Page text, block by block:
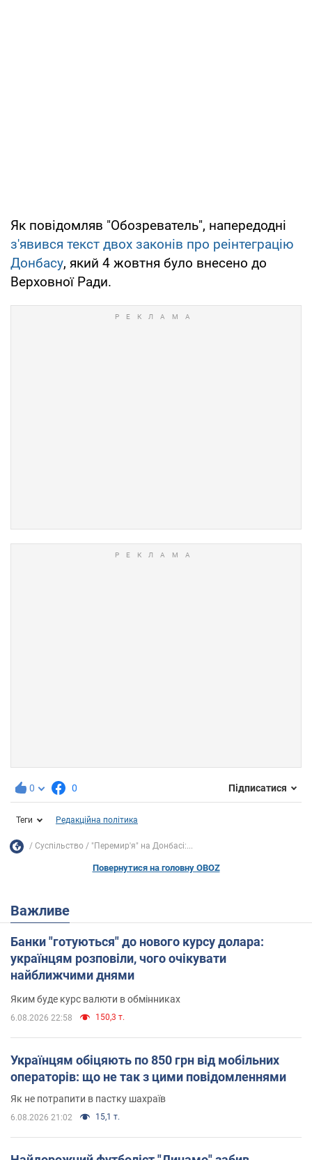
Як повідомляв "Обозреватель", напередодні
з'явився текст двох законів про реінтеграцію
Донбасу, який 4 жовтня було внесено до
Верховної Ради.
0 0 Підписатися
Теги Редакційна політика
Суспільство "Перемир'я" на Донбасі:...
Повернутися на головну OBOZ
Важливе
Банки "готуються" до нового курсу долара:
українцям розповіли, чого очікувати
найближчими днями
Яким буде курс валюти в обмінниках
6.08.2026 22:58 150,3 т.
Українцям обіцяють по 850 грн від мобільних
операторів: що не так з цими повідомленнями
Як не потрапити в пастку шахраїв
6.08.2026 21:02 15,1 т.